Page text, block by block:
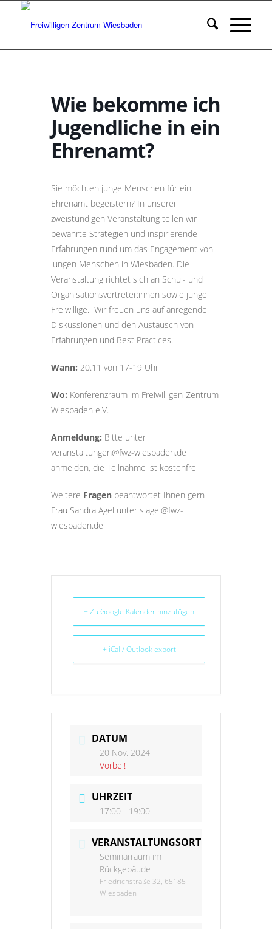
Wie bekomme ich
Jugendliche in ein
Ehrenamt?
Sie möchten junge Menschen für ein
Ehrenamt begeistern? In unserer
zweistündigen Veranstaltung teilen wir
bewährte Strategien und inspirierende
Erfahrungen rund um das Engagement von
jungen Menschen in Wiesbaden. Die
Veranstaltung richtet sich an Schul- und
Organisationsvertreter:innen sowie junge
Freiwillige. Wir freuen uns auf anregende
Diskussionen und den Austausch von
Erfahrungen und Best Practices.
Wann: 20.11 von 17-19 Uhr
Wo: Konferenzraum im Freiwilligen-Zentrum
Wiesbaden e.V.
Anmeldung: Bitte unter
veranstaltungen@fwz-wiesbaden.de
anmelden, die Teilnahme ist kostenfrei
Weitere Fragen beantwortet Ihnen gern
Frau Sandra Agel unter s.agel@fwz-
wiesbaden.de
+ Zu Google Kalender hinzufügen
+ iCal / Outlook export
DATUM
20 Nov. 2024
Vorbei!
UHRZEIT
17:00 - 19:00
VERANSTALTUNGSORT
Seminarraum im
Rückgebäude
Friedrichstraße 32, 65185
Wiesbaden